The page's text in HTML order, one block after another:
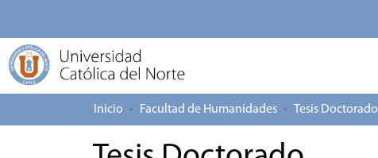
Inicio Facultad de Humanidades Tesis Doctorado